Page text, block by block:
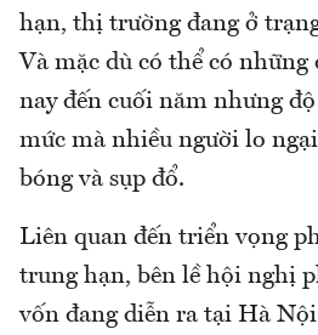
hạn, thị trường đang ở
Và mặc dù có thể có
nay đến cuối năm nhưng
mức mà nhiều người lo
bóng và sụp đổ.
Liên quan đến triển vọng
trung hạn, bên lề hội nghị
vốn đang diễn ra tại Hà